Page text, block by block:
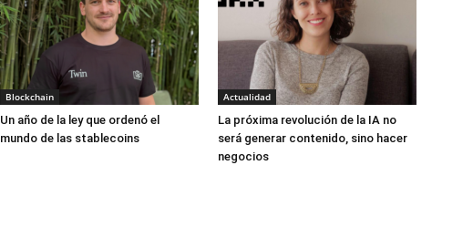
Blockchain
Un año de la ley que ordenó el
mundo de las stablecoins
Actualidad
La próxima revolución de la IA no
será generar contenido, sino hacer
negocios